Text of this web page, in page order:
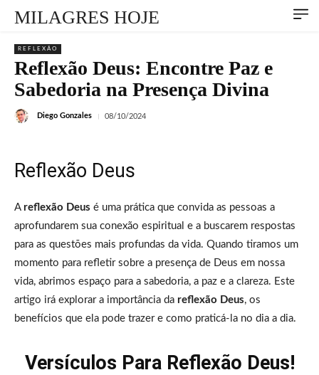
MILAGRES HOJE
REFLEXÃO
Reflexão Deus: Encontre Paz e
Sabedoria na Presença Divina
Diego Gonzales 08/10/2024
Reflexão Deus
A reflexão Deus é uma prática que convida as pessoas a
aprofundarem sua conexão espiritual e a buscarem respostas
para as questões mais profundas da vida. Quando tiramos um
momento para refletir sobre a presença de Deus em nossa
vida, abrimos espaço para a sabedoria, a paz e a clareza. Este
artigo irá explorar a importância da reflexão Deus, os
benefícios que ela pode trazer e como praticá-la no dia a dia.
Versículos Para Reflexão Deus!